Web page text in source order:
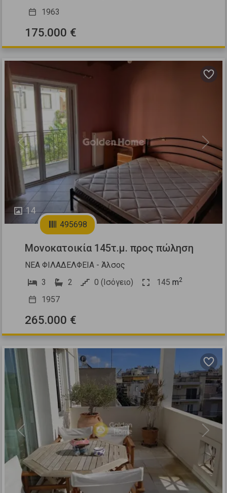
1963
175.000 €
14
Previous Next
495698
Μονοκατοικία 145τ.μ. προς πώληση
ΝΕΑ ΦΙΛΑΔΕΛΦΕΙΑ - Άλσος
3
2 0 (Ισόγειο) 145 m2
1957
265.000 €
Previous Next